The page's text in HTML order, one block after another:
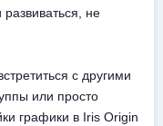
развиваться, не
с другими
или просто
графики в Iris Origin